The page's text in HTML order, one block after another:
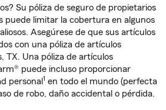
Su póliza de seguro de propietarios
puede limitar la cobertura en algunos
Asegúrese de que sus artículos
con una póliza de artículos
TX. Una póliza de artículos
puede incluso proporcionar
personal 1 en todo el mundo (perfecta
de robo, daño accidental o pérdida.